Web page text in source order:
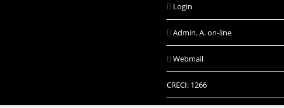
Login
Admin. A. on-line
Webmail
CRECI: 1266